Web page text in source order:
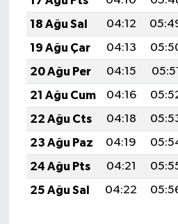
18 Ağu Sal
04:12
19 Ağu Çar
04:13
20 Ağu Per
04:15 05:51
21 Ağu Cum
04:16
22 Ağu Cts
04:18
23 Ağu Paz
04:19
24 Ağu Pts
04:21
25 Ağu Sal
04:22